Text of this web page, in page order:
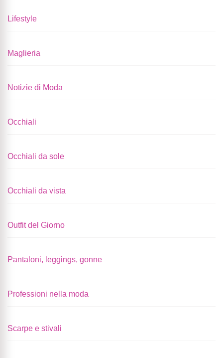
Lifestyle
Maglieria
Notizie di Moda
Occhiali
Occhiali da sole
Occhiali da vista
Outfit del Giorno
Pantaloni, leggings, gonne
Professioni nella moda
Scarpe e stivali